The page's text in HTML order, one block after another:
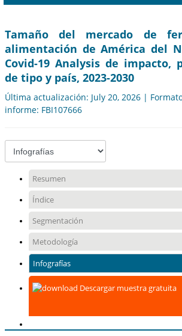
Tamaño del mercado de
alimentación de América del
Covid-19 Analysis de impacto,
de tipo y país, 2023-2030
Última actualización: July 20, 2026 |
informe: FBI107666
Resumen
Índice
Segmentación
Metodología
Infografías
Descargar muestra gratuita